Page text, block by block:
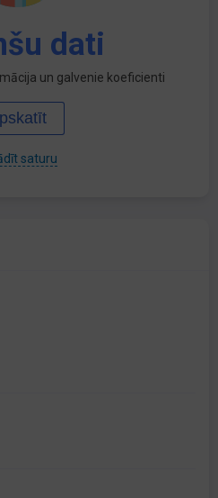
dati
un galvenie koeficienti
saturu